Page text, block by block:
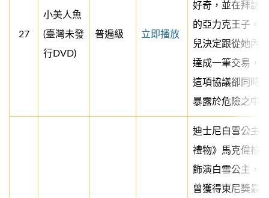
27
小美人魚
(臺灣未發
行DVD)
普遍級 立即播放
好奇，並在拜訪
的亞力克王子。
兒決定跟從她內
達成一筆交易，
這項協議卻同時
暴露於危險之中…
迪士尼白雪公主
禮物》馬克偉柏
飾演白雪公主，
曾獲得東尼獎最